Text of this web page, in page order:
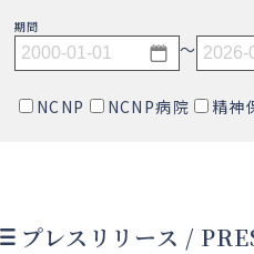
期間
〜
NCNP NCNP病院 精神
プレスリリース /